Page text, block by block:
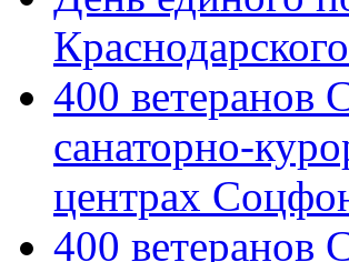
400 ветеранов
санаторно-
центрах
400 ветеранов